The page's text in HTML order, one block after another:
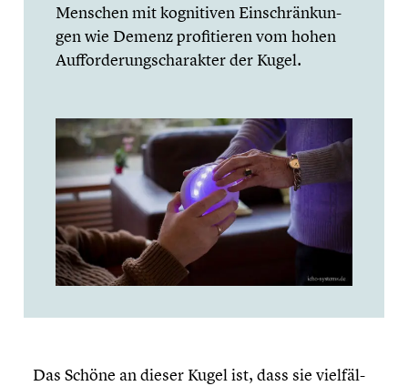
Menschen mit kogni­ti­ven Einschrän­kun­
gen wie Demenz profi­tie­ren vom hohen
Auffor­de­rungs­cha­rak­ter der Kugel.
Das Schöne an dieser Kugel ist, dass sie vielfäl­